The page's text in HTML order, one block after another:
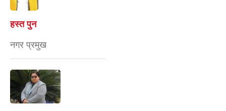
हस्त पुन
नगर प्रमुख